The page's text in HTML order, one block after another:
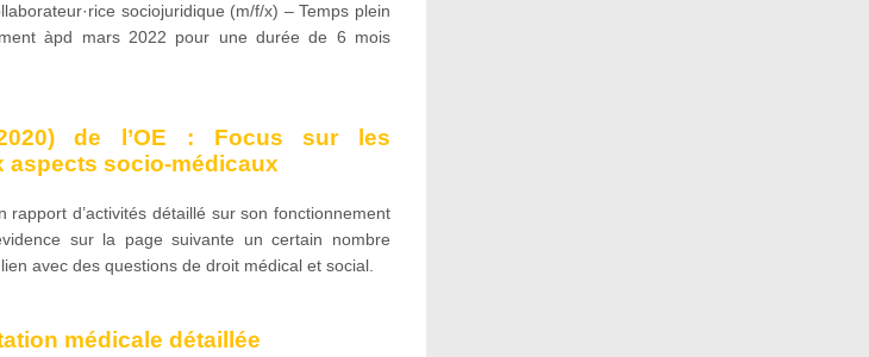
sociojuridique (m/f/x) – Temps plein
àpd mars 2022 pour une durée de 6 mois
de l’OE : Focus sur les
aspects socio-médicaux
rapport d’activités détaillé sur son fonctionnement
sur la page suivante un certain nombre
avec des questions de droit médical et social.
médicale détaillée